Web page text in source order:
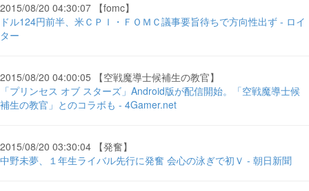
2015/08/20 04:30:07 【fomc】
ドル124円前半、米ＣＰＩ・ＦＯＭＣ議事要旨待ちで方向性出ず - ロイ
ター
2015/08/20 04:00:05 【空戦魔導士候補生の教官】
「プリンセス オブ スターズ」Android版が配信開始。「空戦魔導士候
補生の教官」とのコラボも - 4Gamer.net
2015/08/20 03:30:04 【発奮】
中野未夢、１年生ライバル先行に発奮 会心の泳ぎで初Ｖ - 朝日新聞